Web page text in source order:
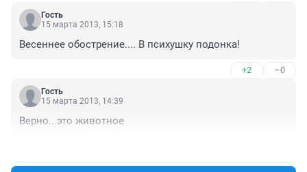
Гость
15 марта 2013, 15:18
Весеннее обострение.... В психушку подонка!
+2 –0
Гость
15 марта 2013, 14:39
Верно...это животное